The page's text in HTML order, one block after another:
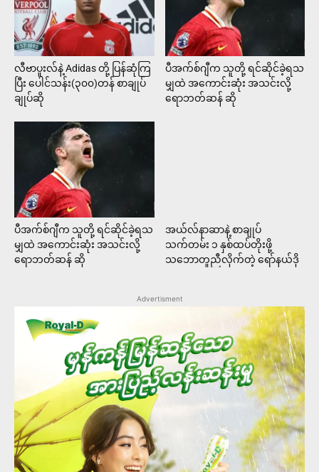
လီဗာပူးလ်နဲ့ Adidas တို့ ပြန်ဆုံကြ
ပြီး ပေါင်သန်း(၃၀၀)တန် စာချုပ်
ချုပ်ဆို
ပီအက်စ်ဂျီက သူတို့ ရင်ဆိုင်ခဲ့ရသ
မျှထဲ အကောင်းဆုံး အသင်းလို့
ရောဘတ်ဆန် ဆို
ပီအက်စ်ဂျီက သူတို့ ရင်ဆိုင်ခဲ့ရသ
မျှထဲ အကောင်းဆုံး အသင်းလို့
ရောဘတ်ဆန် ဆို
အယ်လ်နာဆာနဲ့ စာချုပ်
သက်တမ်း ၁ နှစ်ထပ်တိုးဖို့
သဘောတူညီလိုက်တဲ့ ရော်နယ်ဒို
Advertisment